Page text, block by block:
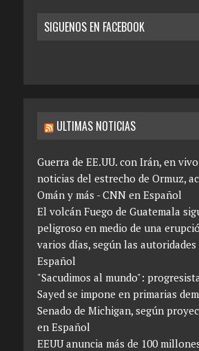
SIGUENOS EN FACEBOOK
ULTIMAS NOTICIAS
Guerra de EE.UU. con Irán, en
noticias del estrecho de Ormuz,
Omán y más - CNN en Español
El volcán Fuego de Guatemala
peligroso en medio de una
varios días, según las autoridades
Español
"Sacudimos al mundo":
Sayed se impone en primarias
Senado de Michigan, según
en Español
EEUU anuncia más de 100